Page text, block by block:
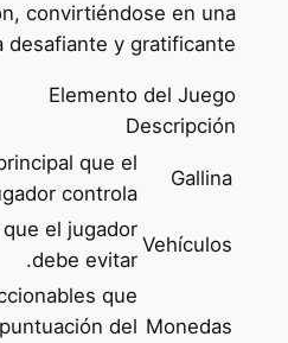
convirtiéndose en una
desafiante y gratificante.
Elemento del Juego
Descripción
Gallina
que el
controla.
Vehículos
el jugador
debe evitar.
Monedas
que
del